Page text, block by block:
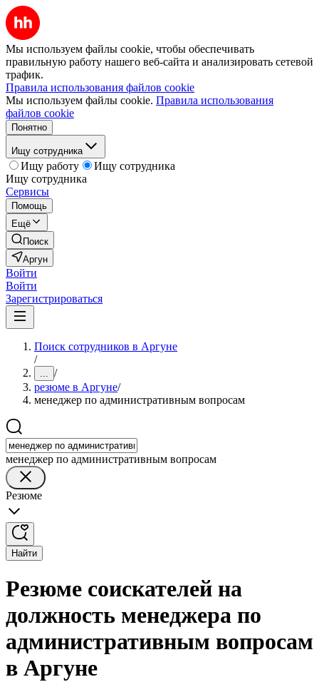
Мы используем файлы cookie, чтобы обеспечивать
правильную работу нашего веб-сайта и анализировать сетевой
трафик.
Правила использования файлов cookie
Мы используем файлы cookie. Правила использования
файлов cookie
Понятно
Ищу сотрудника
Ищу работу
Ищу сотрудника
Ищу сотрудника
Сервисы
Помощь
Ещё
Поиск
Аргун
Войти
Войти
Зарегистрироваться
Поиск сотрудников в Аргуне
/
... /
резюме в Аргуне/
менеджер по административным вопросам
менеджер по административным вопросам
Резюме
Найти
Резюме соискателей на
должность менеджера по
административным вопросам
в Аргуне